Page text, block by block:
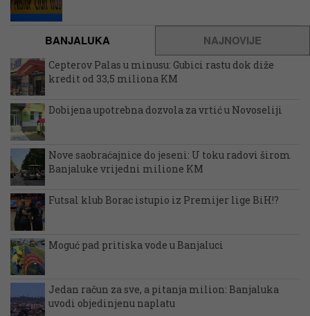
BANJALUKA NAJNOVIJE
Cepterov Palas u minusu: Gubici rastu dok diže
kredit od 33,5 miliona KM
Dobijena upotrebna dozvola za vrtić u Novoseliji
Nove saobraćajnice do jeseni: U toku radovi širom
Banjaluke vrijedni milione KM
Futsal klub Borac istupio iz Premijer lige BiH!?
Moguć pad pritiska vode u Banjaluci
Jedan račun za sve, a pitanja milion: Banjaluka
uvodi objedinjenu naplatu